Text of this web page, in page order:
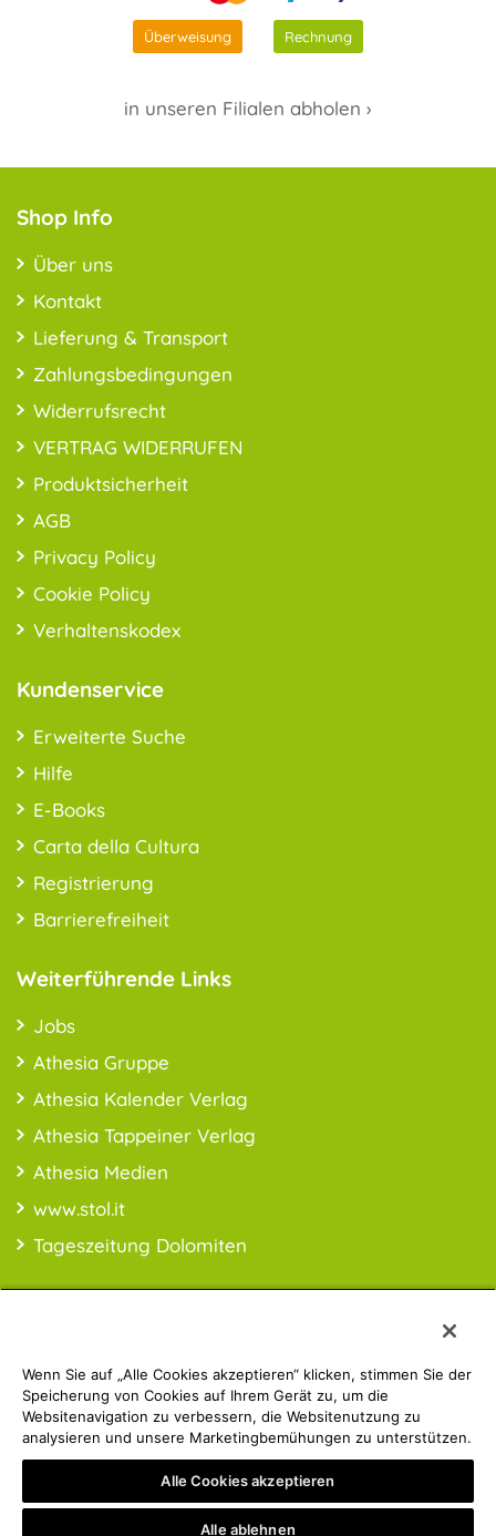
Überweisung Rechnung
in unseren Filialen abholen ›
Shop Info
Über uns
Kontakt
Lieferung & Transport
Zahlungsbedingungen
Widerrufsrecht
VERTRAG WIDERRUFEN
Produktsicherheit
AGB
Privacy Policy
Cookie Policy
Verhaltenskodex
Kundenservice
Erweiterte Suche
Hilfe
E-Books
Carta della Cultura
Registrierung
Barrierefreiheit
Weiterführende Links
Jobs
Athesia Gruppe
Athesia Kalender Verlag
Athesia Tappeiner Verlag
Athesia Medien
www.stol.it
Tageszeitung Dolomiten
PREISINFO:* Alle Preise inkl. MwSt., ggfl. zzgl. Versandkosten
Athesia Gruppe | © 2019 ATHESIA BUCH | MwSt.-Nr.:
IT00853860211
Privacy Policy
Impressum
Wenn Sie auf „Alle Cookies akzeptieren“ klicken, stimmen Sie der
Speicherung von Cookies auf Ihrem Gerät zu, um die
Websitenavigation zu verbessern, die Websitenutzung zu
analysieren und unsere Marketingbemühungen zu unterstützen.
Alle Cookies akzeptieren
Alle ablehnen